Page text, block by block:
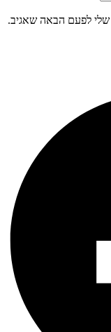
לפעם הבאה שאגיב.